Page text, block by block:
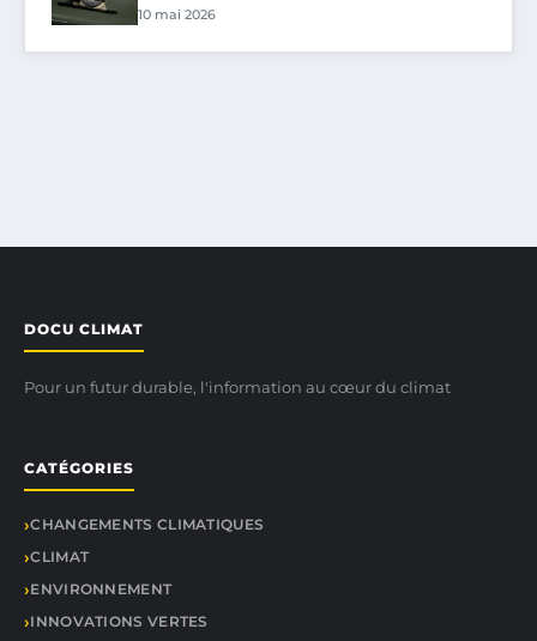
10 mai 2026
DOCU CLIMAT
Pour un futur durable, l'information au cœur du climat
CATÉGORIES
CHANGEMENTS CLIMATIQUES
CLIMAT
ENVIRONNEMENT
INNOVATIONS VERTES